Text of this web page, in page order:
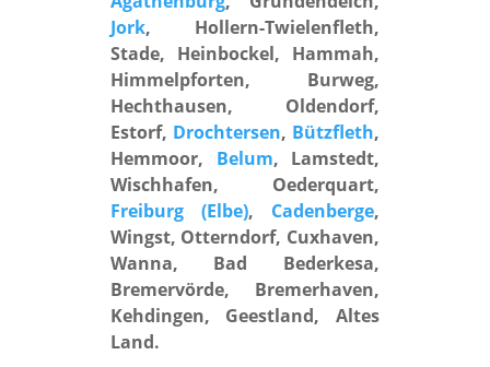
Jork, Hollern-Twielenfleth,
Stade, Heinbockel, Hammah,
Himmelpforten, Burweg,
Hechthausen, Oldendorf,
Estorf, Drochtersen, Bützfleth,
Hemmoor, Belum, Lamstedt,
Wischhafen, Oederquart,
Freiburg (Elbe), Cadenberge,
Wingst, Otterndorf, Cuxhaven,
Wanna, Bad Bederkesa,
Bremervörde, Bremerhaven,
Kehdingen, Geestland, Altes
Land.